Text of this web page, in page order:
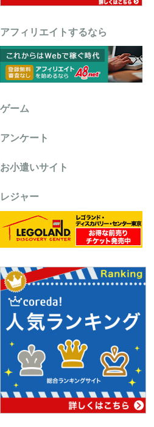
アフィリエイトするなら
ゲーム
アンケート
お小遣いサイト
レジャー